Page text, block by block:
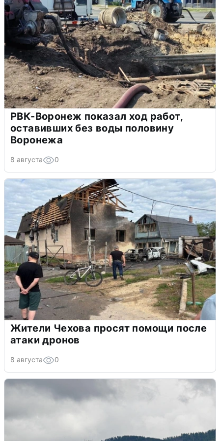
РВК-Воронеж показал ход работ,
оставивших без воды половину
Воронежа
8 августа 0
Жители Чехова просят помощи после
атаки дронов
8 августа 0